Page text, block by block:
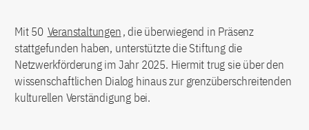
Mit 50 Veranstaltungen, die überwiegend in Präsenz
stattgefunden haben, unterstützte die Stiftung die
Netzwerkförderung im Jahr 2025. Hiermit trug sie über den
wissenschaftlichen Dialog hinaus zur grenzüberschreitenden
kulturellen Verständigung bei.